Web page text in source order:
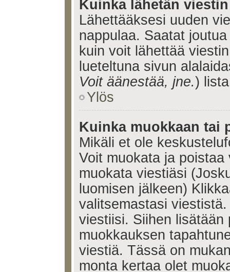
Kuinka lähetän
Lähettääksesi uuden
nappulaa. Saatat
kuin voit lähettää
lueteltuna sivun
Voit äänestää, jne.)
Ylös
Kuinka muokkaan tai
Mikäli et ole
Voit muokata ja
muokata viestiäsi
luomisen jälkeen)
valitsemastasi
viestiisi. Siihen lisätään
muokkauksen
viestiä. Tässä on
monta kertaa olet